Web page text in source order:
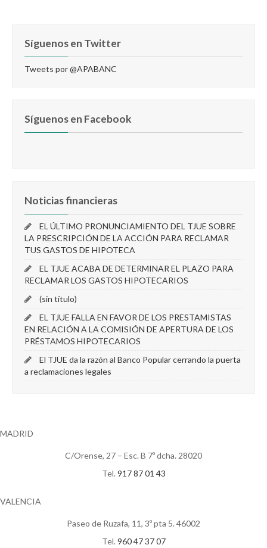
Síguenos en Twitter
Tweets por @APABANC
Síguenos en Facebook
Noticias financieras
EL ÚLTIMO PRONUNCIAMIENTO DEL TJUE SOBRE
LA PRESCRIPCIÓN DE LA ACCIÓN PARA RECLAMAR
TUS GASTOS DE HIPOTECA
EL TJUE ACABA DE DETERMINAR EL PLAZO PARA
RECLAMAR LOS GASTOS HIPOTECARIOS
(sin título)
EL TJUE FALLA EN FAVOR DE LOS PRESTAMISTAS
EN RELACIÓN A LA COMISIÓN DE APERTURA DE LOS
PRÉSTAMOS HIPOTECARIOS
El TJUE da la razón al Banco Popular cerrando la puerta
a reclamaciones legales
MADRID
C/Orense, 27 – Esc. B 7º dcha. 28020
Tel. 917 87 01 43
VALENCIA
Paseo de Ruzafa, 11, 3º pta 5. 46002
Tel. 960 47 37 07